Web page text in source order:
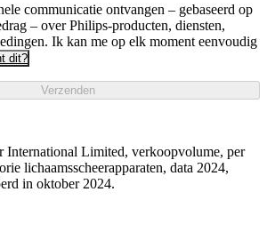
communicatie ontvangen – gebaseerd op
– over Philips-producten, diensten,
Ik kan me op elk moment eenvoudig
dit?
Verzenden
International Limited, verkoopvolume, per
lichaamsscheerapparaten, data 2024,
in oktober 2024.